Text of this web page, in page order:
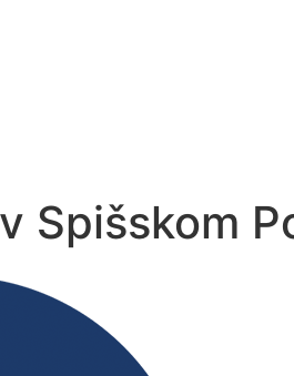
Spišskom